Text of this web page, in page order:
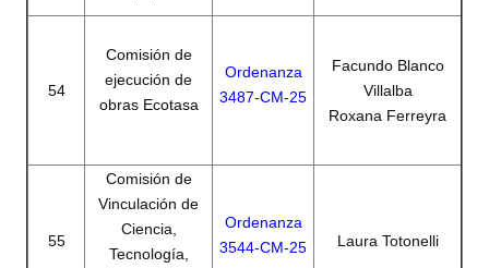
54
Comisión de
ejecución de
obras Ecotasa
Ordenanza
3487-CM-25
Facundo Blanco
Villalba
Roxana Ferreyra
55
Comisión de
Vinculación de
Ciencia,
Tecnología,
Ordenanza
3544-CM-25
Laura Totonelli